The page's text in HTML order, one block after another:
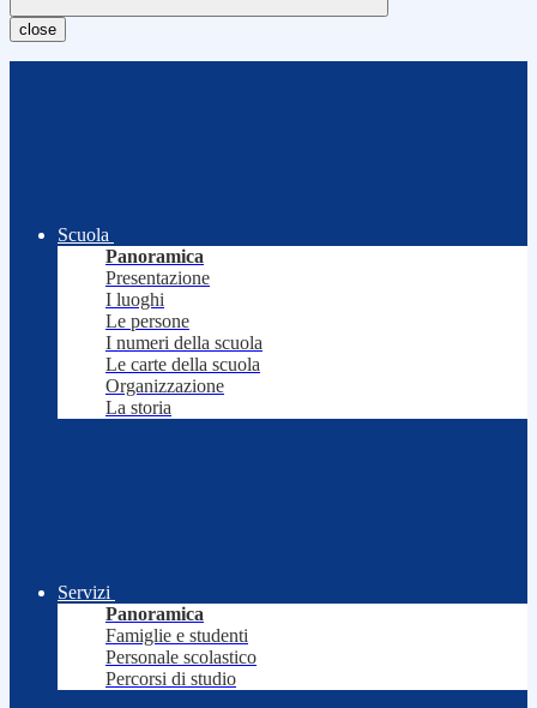
close
Scuola
Panoramica
Presentazione
I luoghi
Le persone
I numeri della scuola
Le carte della scuola
Organizzazione
La storia
Servizi
Panoramica
Famiglie e studenti
Personale scolastico
Percorsi di studio